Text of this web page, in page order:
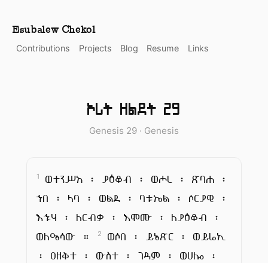
Esubalew Chekol
Contributions
Projects Blog Resume Links
ኦሪት ዘልደት 29
Genesis 29 · Genesis
1
ወተንሥአ ፡ ያዕቆብ ፡ ወሖረ ፡ ጽባሐ ፡
ኀበ ፡ ላባ ፡ ወልደ ፡ ባቱኤል ፡ ሶርያዊ ፡
እኁሃ ፡ ለርብቃ ፡ እሞሙ ፡ ለያዕቆብ ፡
ወለዔሳው ።
2
ወሶበ ፡ ይኔጽር ፡ ወይሬኢ
፡ ዐዘቅተ ፡ ውስተ ፡ ገዳም ፡ ወሀሎ ፡